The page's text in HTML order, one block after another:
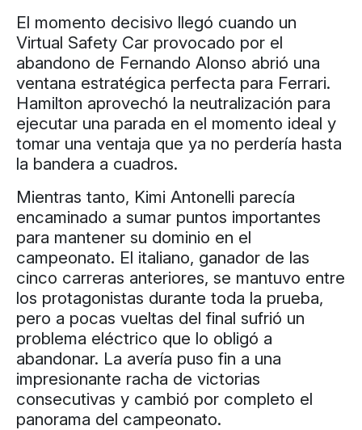
El momento decisivo llegó cuando un
Virtual Safety Car provocado por el
abandono de Fernando Alonso abrió una
ventana estratégica perfecta para Ferrari.
Hamilton aprovechó la neutralización para
ejecutar una parada en el momento ideal y
tomar una ventaja que ya no perdería hasta
la bandera a cuadros.
Mientras tanto, Kimi Antonelli parecía
encaminado a sumar puntos importantes
para mantener su dominio en el
campeonato. El italiano, ganador de las
cinco carreras anteriores, se mantuvo entre
los protagonistas durante toda la prueba,
pero a pocas vueltas del final sufrió un
problema eléctrico que lo obligó a
abandonar. La avería puso fin a una
impresionante racha de victorias
consecutivas y cambió por completo el
panorama del campeonato.